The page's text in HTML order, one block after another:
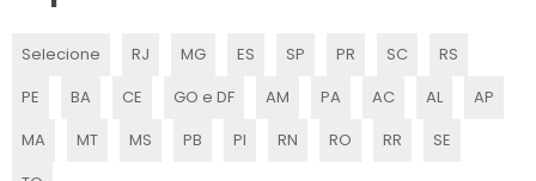
PECAS PARA FLEXOGRAFIA
PECAS PARA IMPRESSORA FLEXOGRAFICA
Selecione RJ MG ES SP PR SC
RS
PE
BA CE GO e DF AM PA AC AL
AP
MA
MT MS PB PI RN RO RR
SE